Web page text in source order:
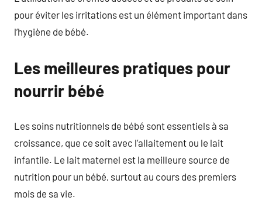
pour éviter les irritations est un élément important dans
l’hygiène de bébé.
Les meilleures pratiques pour
nourrir bébé
Les soins nutritionnels de bébé sont essentiels à sa
croissance, que ce soit avec l’allaitement ou le lait
infantile. Le lait maternel est la meilleure source de
nutrition pour un bébé, surtout au cours des premiers
mois de sa vie.